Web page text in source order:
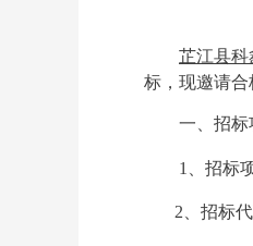
芷江县科
标，现邀请合
一、 招标
1、 招标
2、 招标